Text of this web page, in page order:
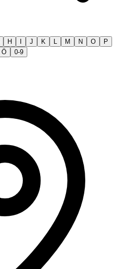
H J K L M N O
P
Ö 0-9